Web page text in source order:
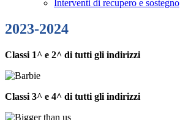
Interventi di recupero e sostegno
2023-2024
Classi 1^ e 2^ di tutti gli indirizzi
Classi 3^ e 4^ di tutti gli indirizzi